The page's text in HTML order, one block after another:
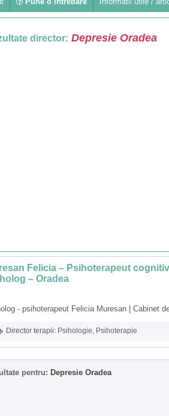
director: Depresie Oradea
Felicia – Psihoterapeut
– Oradea
- psihoterapeut Felicia Muresan | Cabinet
Director terapii: Psihologie, Psihoterapie
pentru: Depresie Oradea